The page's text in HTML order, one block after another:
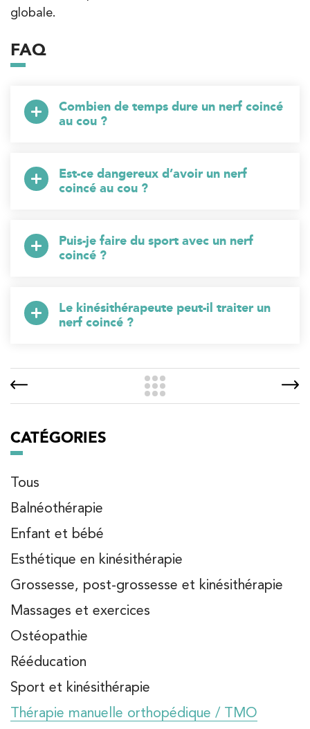
globale.
FAQ
Combien de temps dure un nerf coincé
au cou ?
Est-ce dangereux d’avoir un nerf
coincé au cou ?
Puis-je faire du sport avec un nerf
coincé ?
Le kinésithérapeute peut-il traiter un
nerf coincé ?
CATÉGORIES
Tous
Balnéothérapie
Enfant et bébé
Esthétique en kinésithérapie
Grossesse, post-grossesse et kinésithérapie
Massages et exercices
Ostéopathie
Rééducation
Sport et kinésithérapie
Thérapie manuelle orthopédique / TMO